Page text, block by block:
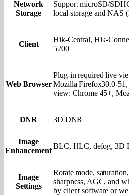
Network
Storage
Support microSD/
local storage and NAS
Client
Hik-Central, Hik-
5200
Web Browser
Plug-in required live
Mozilla Firefox30.0-
view: Chrome 45+,
DNR 3D DNR
Image
Enhancement
BLC, HLC, defog, 3D
Image
Settings
Rotate mode,
sharpness, AGC, and
by client software or